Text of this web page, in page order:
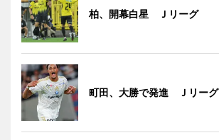
柏、開幕白星 Ｊリーグ
町田、大勝で発進 Ｊリーグ